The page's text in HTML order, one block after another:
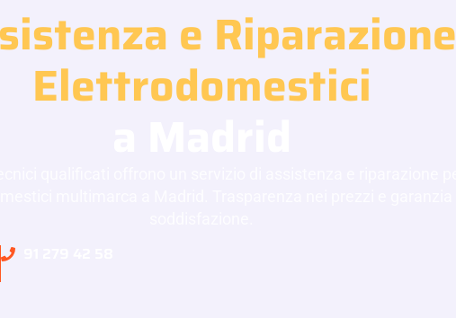
e Riparazione
Elettrodomestici